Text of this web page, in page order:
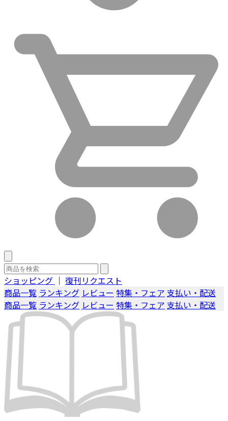
ショッピング ｜ 復刊リクエスト
商品一覧 ランキング レビュー 特集・フェア 支払い・配送
商品一覧 ランキング レビュー 特集・フェア 支払い・配送